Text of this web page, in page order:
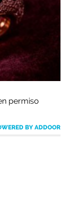
permiso
BY ADDOOR